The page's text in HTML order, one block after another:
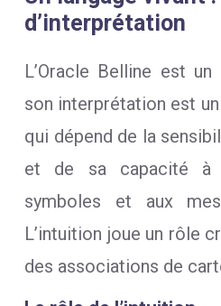
d’interprétation
L’Oracle Belline est
son interprétation est
qui dépend de la
et de sa capacité à
symboles et aux
L’intuition joue un rôle
des associations de